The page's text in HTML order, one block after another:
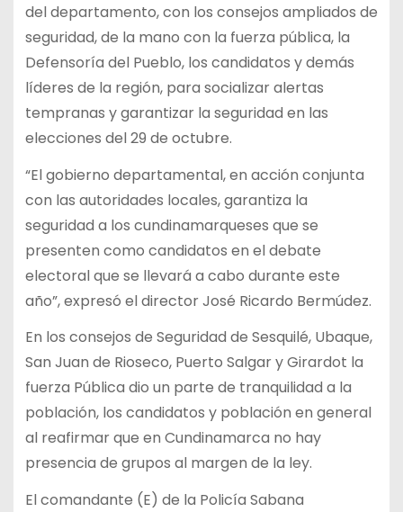
del departamento, con los consejos ampliados de
seguridad, de la mano con la fuerza pública, la
Defensoría del Pueblo, los candidatos y demás
líderes de la región, para socializar alertas
tempranas y garantizar la seguridad en las
elecciones del 29 de octubre.
“El gobierno departamental, en acción conjunta
con las autoridades locales, garantiza la
seguridad a los cundinamarqueses que se
presenten como candidatos en el debate
electoral que se llevará a cabo durante este
año”, expresó el director José Ricardo Bermúdez.
En los consejos de Seguridad de Sesquilé, Ubaque,
San Juan de Rioseco, Puerto Salgar y Girardot la
fuerza Pública dio un parte de tranquilidad a la
población, los candidatos y población en general
al reafirmar que en Cundinamarca no hay
presencia de grupos al margen de la ley.
El comandante (E) de la Policía Sabana